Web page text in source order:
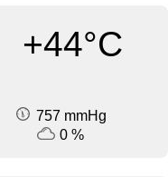
+44°C
757 mmHg
0 %